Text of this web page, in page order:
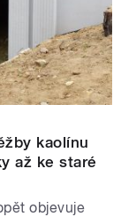
kaolínu
až ke staré
objevuje